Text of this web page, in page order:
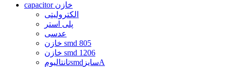
capacitor خازن
الکترولیتی
پلی استر
عدسی
خازن smd 805
خازن smd 1206
تانتالیومsmdسایزA